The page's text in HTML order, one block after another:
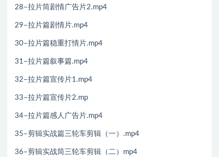
28–拉片筒剧情广告片2.mp4
29–拉片篇剧情片.mp4
30–拉片篇稳重打情片.mp4
31–拉片篇叙事篇.mp4
32–拉片篇宣传片1.mp4
33–拉片篇宣传片2.mp
34–拉片篇感人广告片.mp4
35–剪辑实战篇三轮车剪辑（一）.mp4
36–剪辑实战筒三轮车剪辑（二）mp4